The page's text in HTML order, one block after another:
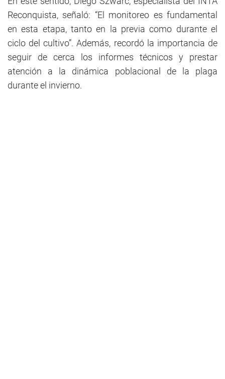
Reconquista, señaló: “El monitoreo es fundamental
en esta etapa, tanto en la previa como durante el
ciclo del cultivo”. Además, recordó la importancia de
seguir de cerca los informes técnicos y prestar
atención a la dinámica poblacional de la plaga
durante el invierno.